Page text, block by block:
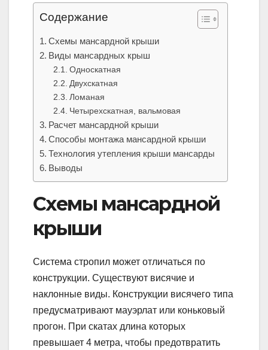
Содержание
Схемы мансардной крыши
Виды мансардных крыш
Односкатная
Двухскатная
Ломаная
Четырехскатная, вальмовая
Расчет мансардной крыши
Способы монтажа мансардной крыши
Технология утепления крыши мансарды
Выводы
Схемы мансардной
крыши
Система стропил может отличаться по
конструкции. Существуют висячие и
наклонные виды. Конструкции висячего типа
предусматривают мауэрлат или коньковый
прогон. При скатах длина которых
превышает 4 метра, чтобы предотвратить